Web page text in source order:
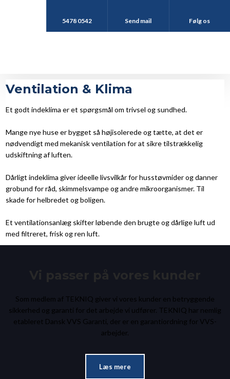
5478 0542 Send mail Følg os
Ventilation & Klima
Et godt indeklima er et spørgsmål om trivsel og sundhed.
Mange nye huse er bygget så højisolerede og tætte, at det er
nødvendigt med mekanisk ventilation for at sikre tilstrækkelig
udskiftning af luften.
Dårligt indeklima giver ideelle livsvilkår for husstøvmider og danner
grobund for råd, skimmelsvampe og andre mikroorganismer. Til
skade for helbredet og boligen.
Et ventilationsanlæg skifter løbende den brugte og dårlige luft ud
med filtreret, frisk og ren luft.
Som medlem af TEKNIQ giver vi vores kunder en betryggende
sikkerhed og garanti for det arbejde vi udfører. TEKNIQ har nemlig
etableret Dansk VVS Garanti, der er en garantiordning for VVS-
arbejder.​
Læs mere